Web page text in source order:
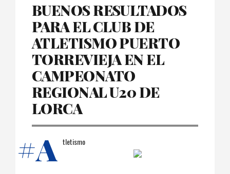
BUENOS RESULTADOS
PARA EL CLUB DE
ATLETISMO PUERTO
TORREVIEJA EN EL
CAMPEONATO
REGIONAL U20 DE
LORCA
#A tletismo